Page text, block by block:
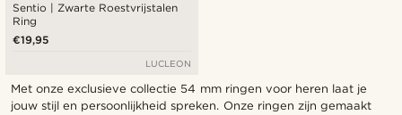
Sentio | Zwarte Roestvrijstalen
Ring
€19,95
LUCLEON
Met onze exclusieve collectie 54 mm ringen voor heren laat je
jouw stijl en persoonlijkheid spreken. Onze ringen zijn gemaakt